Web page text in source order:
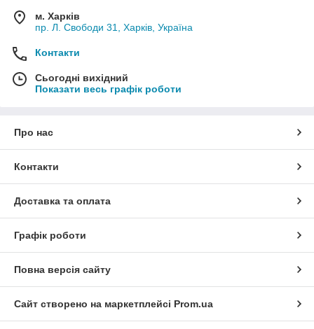
м. Харків
пр. Л. Свободи 31, Харків, Україна
Контакти
Сьогодні вихідний
Показати весь графік роботи
Про нас
Контакти
Доставка та оплата
Графік роботи
Повна версія сайту
Сайт створено на маркетплейсі Prom.ua